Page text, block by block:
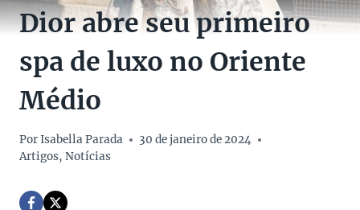
Dior abre seu primeiro
spa de luxo no Oriente
Médio
PorIsabella Parada
30 de janeiro de 2024
Artigos, Notícias